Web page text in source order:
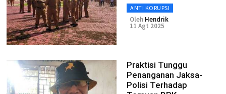
ANTI KORUPSI
Oleh Hendrik
11 Agt 2025
Praktisi Tunggu
Penanganan Jaksa-
Polisi Terhadap